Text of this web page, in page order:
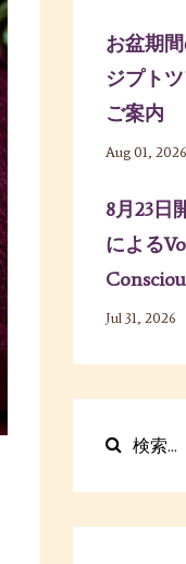
お盆期
ジプト
ご案内
Aug 01, 2026
8月23日
による
Jul 31, 2026